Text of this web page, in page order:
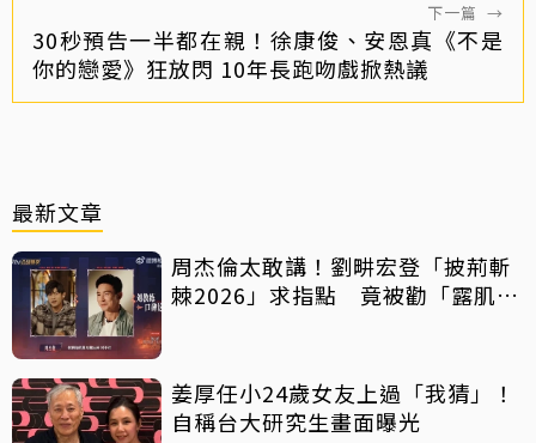
下一篇 →
30秒預告一半都在親！徐康俊、安恩真《不是
你的戀愛》狂放閃 10年長跑吻戲掀熱議
最新文章
周杰倫太敢講！劉畊宏登「披荊斬
棘2026」求指點 竟被勸「露肌肉
姜厚任小24歲女友上過「我猜」！
自稱台大研究生畫面曝光